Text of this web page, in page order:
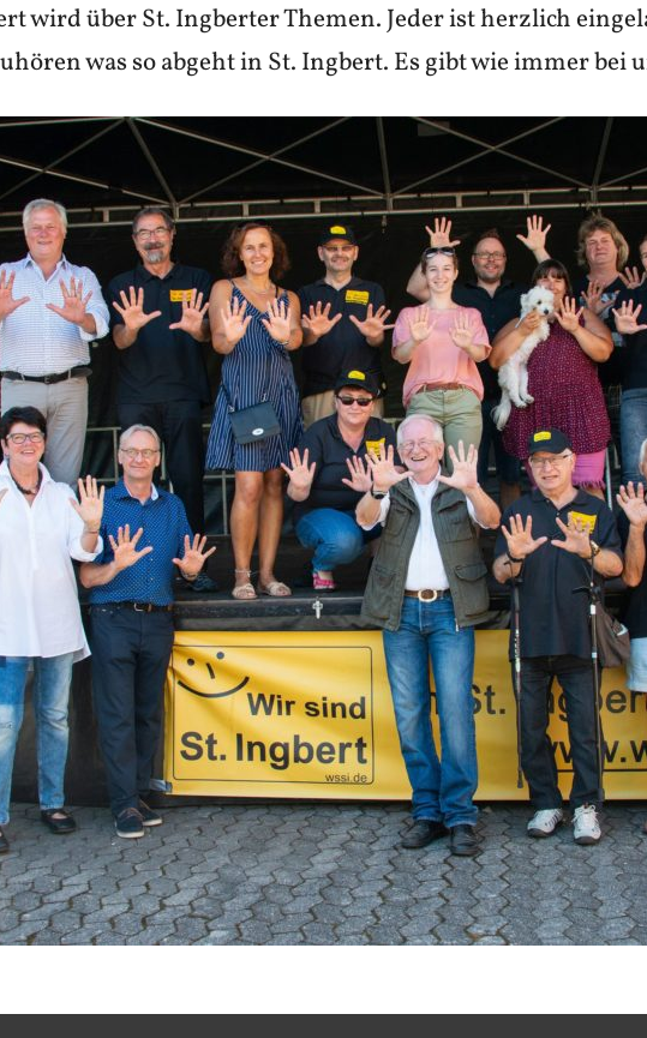
wird über St. Ingberter Themen. Jeder ist herzlich
was so abgeht in St. Ingbert. Es gibt wie immer bei